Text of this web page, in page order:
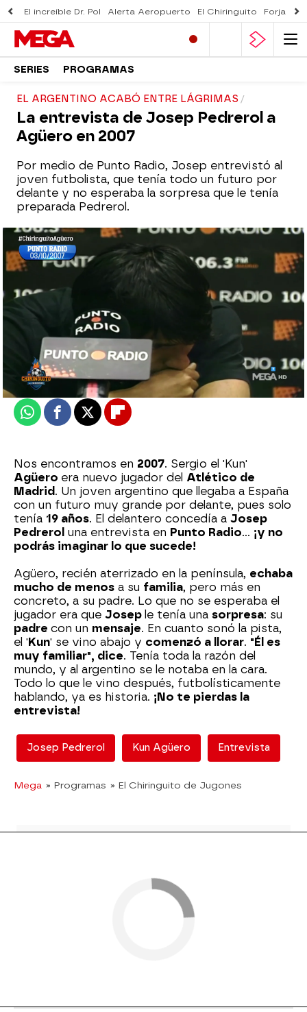
El increíble Dr. Pol Alerta Aeropuerto El Chiringuito Forjado
SERIES PROGRAMAS
EL ARGENTINO ACABÓ ENTRE LÁGRIMAS
La entrevista de Josep Pedrerol a
Agüero en 2007
Por medio de Punto Radio, Josep entrevistó al
joven futbolista, que tenía todo un futuro por
delante y no esperaba la sorpresa que le tenía
preparada Pedrerol.
El Chiringuito
Madrid
Actualizado:
16 de diciembre de 2021, 06:00
Publicado:16 de diciembre de 2021, 01:58
WhatsappFacebook
X Flipboard
Nos encontramos en 2007. Sergio el 'Kun'
Agüero era nuevo jugador del Atlético de
Madrid . Un joven argentino que llegaba a España
con un futuro muy grande por delante, pues solo
tenía 19 años. El delantero concedía a Josep
Pedrerol una entrevista en Punto Radio... ¡y no
podrás imaginar lo que sucede!
Agüero, recién aterrizado en la península, echaba
mucho de menos a su familia, pero más en
concreto, a su padre. Lo que no se esperaba el
jugador era que Josep le tenía una sorpresa: su
padre con un mensaje. En cuanto sonó la pista,
el 'Kun' se vino abajo y comenzó a llorar. "Él es
muy familiar", dice. Tenía toda la razón del
mundo, y al argentino se le notaba en la cara.
Todo lo que le vino después, futbolísticamente
hablando, ya es historia. ¡No te pierdas la
entrevista!
Josep Pedrerol Kun Agüero Entrevista
Mega » Programas » El Chiringuito de Jugones